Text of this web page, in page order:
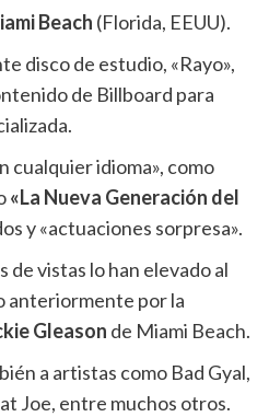
Beach (Florida, EEUU).
disco de estudio, «Rayo»,
de Billboard para
cualquier idioma», como
«La Nueva Generación del
y «actuaciones sorpresa».
de vistas lo han elevado al
anteriormente por la
Gleason de Miami Beach.
a artistas como Bad Gyal,
Joe, entre muchos otros.